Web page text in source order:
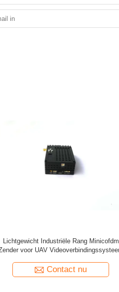
NLOS Mini Draadloze Zender/Draagbare
Miniatuurvideocamera en Zender
Contact nu